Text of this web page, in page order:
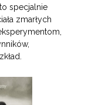
specjalnie
zmarłych